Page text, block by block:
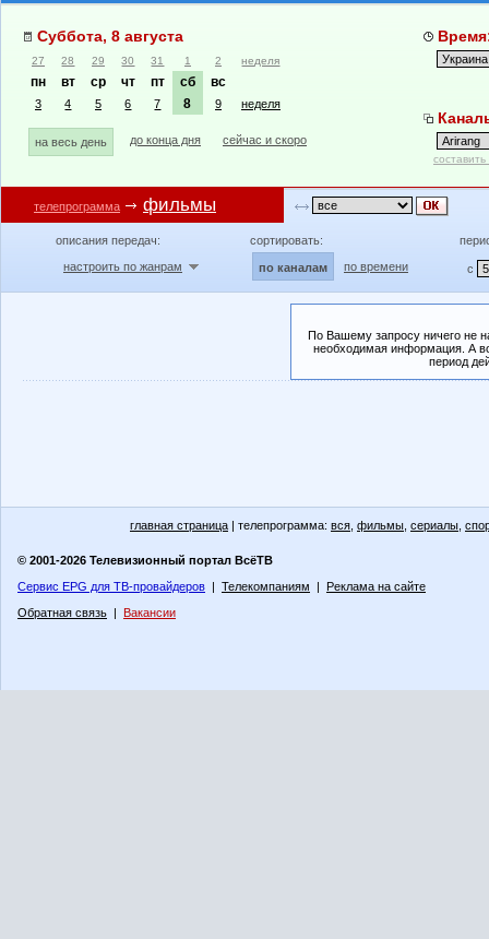
Суббота, 8 августа
27 28 29 30 31 1 2 неделя
пн вт ср чт пт сб вс
3 4 5 6 7 8 9 неделя
на весь день до конца дня сейчас и скоро
телепрограмма фильмы
описания передач:
настроить по жанрам
сортировать:
по каналам по времени с
По Вашему запросу ничего не
необходимая информация. А
период
главная страница | телепрограмма: вся фильмы сериалы
© 2001-2026 Телевизионный портал ВсёТВ
Сервис EPG для ТВ-провайдеров | Телекомпаниям | Реклама на сайте
Обратная связь | Вакансии